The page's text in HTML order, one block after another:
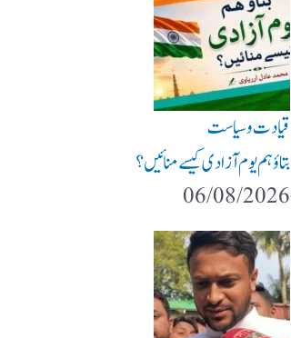
قیادت وسیاست
بتاؤ ہم یوم آزادی کیسے منائیں؟
06/08/2026